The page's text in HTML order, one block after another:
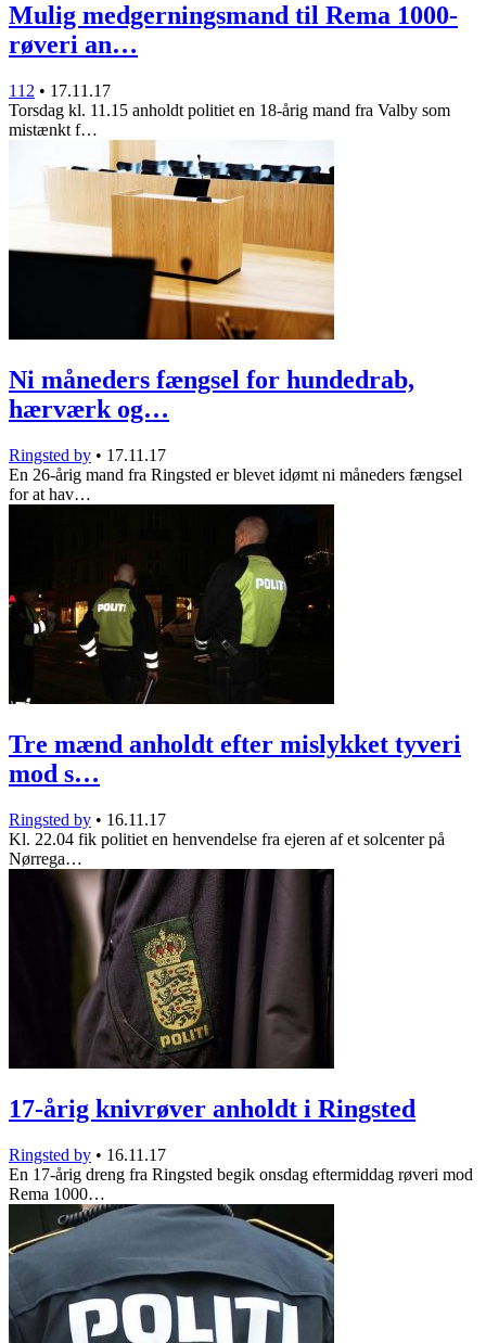
Mulig medgerningsmand til Rema 1000-
røveri an…
112 • 17.11.17
Torsdag kl. 11.15 anholdt politiet en 18-årig mand fra Valby som
mistænkt f…
Ni måneders fængsel for hundedrab,
hærværk og…
Ringsted by • 17.11.17
En 26-årig mand fra Ringsted er blevet idømt ni måneders fængsel
for at hav…
Tre mænd anholdt efter mislykket tyveri
mod s…
Ringsted by • 16.11.17
Kl. 22.04 fik politiet en henvendelse fra ejeren af et solcenter på
Nørrega…
17-årig knivrøver anholdt i Ringsted
Ringsted by • 16.11.17
En 17-årig dreng fra Ringsted begik onsdag eftermiddag røveri mod
Rema 1000…